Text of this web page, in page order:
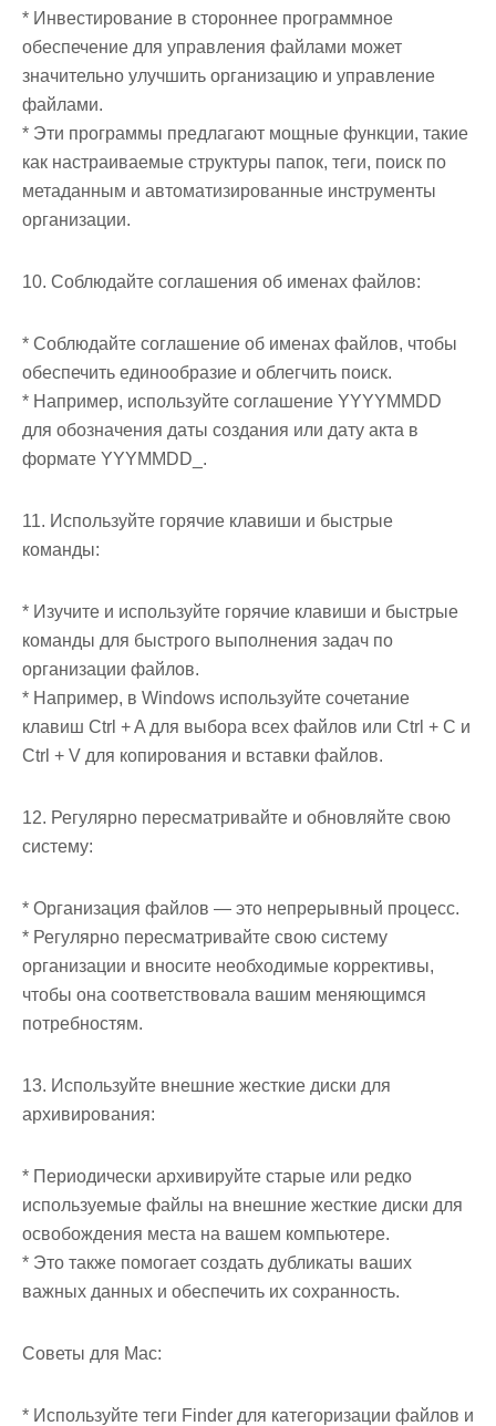
* Инвестирование в стороннее программное
обеспечение для управления файлами может
значительно улучшить организацию и управление
файлами.
* Эти программы предлагают мощные функции, такие
как настраиваемые структуры папок, теги, поиск по
метаданным и автоматизированные инструменты
организации.
10. Соблюдайте соглашения об именах файлов:
* Соблюдайте соглашение об именах файлов, чтобы
обеспечить единообразие и облегчить поиск.
* Например, используйте соглашение YYYYMMDD
для обозначения даты создания или дату акта в
формате YYYMMDD_.
11. Используйте горячие клавиши и быстрые
команды:
* Изучите и используйте горячие клавиши и быстрые
команды для быстрого выполнения задач по
организации файлов.
* Например, в Windows используйте сочетание
клавиш Ctrl + A для выбора всех файлов или Ctrl + C и
Ctrl + V для копирования и вставки файлов.
12. Регулярно пересматривайте и обновляйте свою
систему:
* Организация файлов — это непрерывный процесс.
* Регулярно пересматривайте свою систему
организации и вносите необходимые коррективы,
чтобы она соответствовала вашим меняющимся
потребностям.
13. Используйте внешние жесткие диски для
архивирования:
* Периодически архивируйте старые или редко
используемые файлы на внешние жесткие диски для
освобождения места на вашем компьютере.
* Это также помогает создать дубликаты ваших
важных данных и обеспечить их сохранность.
Советы для Mac:
* Используйте теги Finder для категоризации файлов и